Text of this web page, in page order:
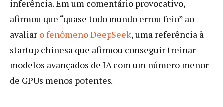
inferência. Em um comentário provocativo,
afirmou que “quase todo mundo errou feio” ao
avaliar o fenômeno DeepSeek, uma referência à
startup chinesa que afirmou conseguir treinar
modelos avançados de IA com um número menor
de GPUs menos potentes.